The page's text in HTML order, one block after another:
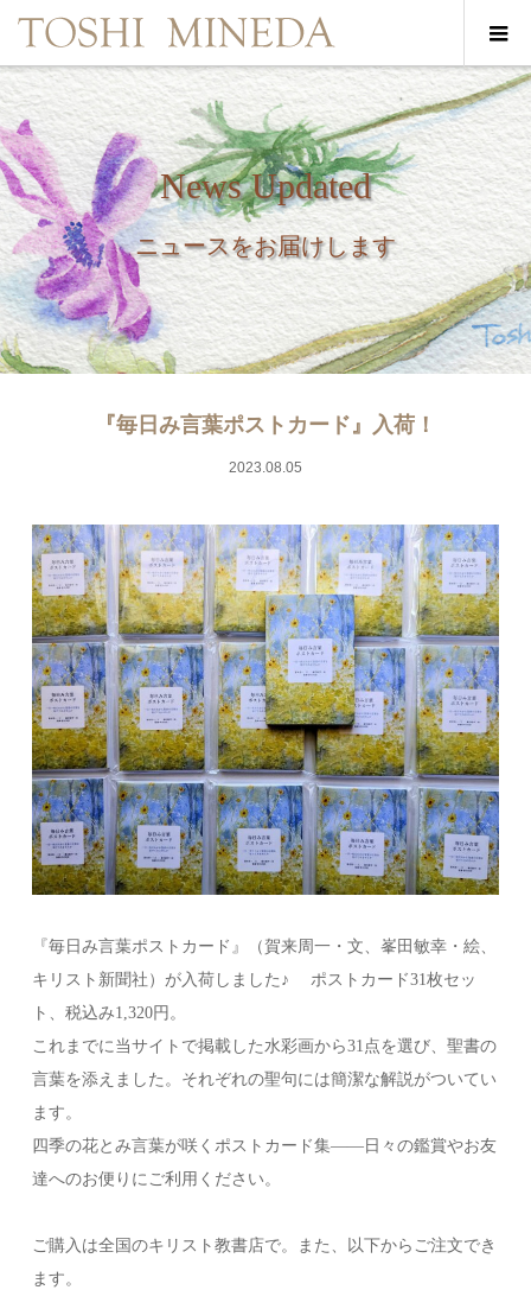
News Updated
ニュースをお届けします
『毎日み言葉ポストカード』入荷！
2023.08.05
『毎日み言葉ポストカード』（賀来周一・文、峯田敏幸・絵、
キリスト新聞社）が入荷しました♪ ポストカード31枚セッ
ト、税込み1,320円。
これまでに当サイトで掲載した水彩画から31点を選び、聖書の
言葉を添えました。それぞれの聖句には簡潔な解説がついてい
ます。
四季の花とみ言葉が咲くポストカード集——日々の鑑賞やお友
達へのお便りにご利用ください。
ご購入は全国のキリスト教書店で。また、以下からご注文でき
ます。